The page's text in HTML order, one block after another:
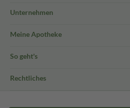
Unternehmen
Meine Apotheke
So geht's
Rechtliches